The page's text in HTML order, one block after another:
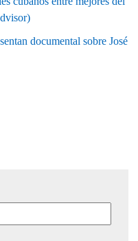
documental sobre José